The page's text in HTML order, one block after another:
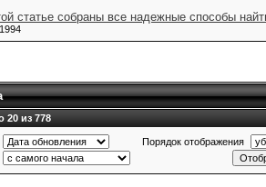
статье собраны все надежные способы
20 из 778
Порядок отображения